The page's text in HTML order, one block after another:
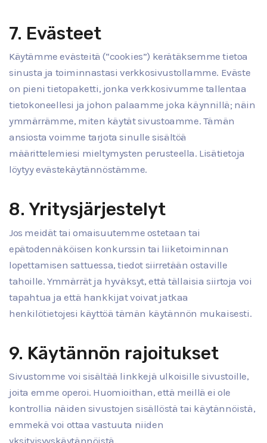
7. Evästeet
Käytämme evästeitä (“cookies”) kerätäksemme tietoa
sinusta ja toiminnastasi verkkosivustollamme. Eväste
on pieni tietopaketti, jonka verkkosivumme tallentaa
tietokoneellesi ja johon palaamme joka käynnillä; näin
ymmärrämme, miten käytät sivustoamme. Tämän
ansiosta voimme tarjota sinulle sisältöä
määrittelemiesi mieltymysten perusteella. Lisätietoja
löytyy evästekäytännöstämme.
8. Yritysjärjestelyt
Jos meidät tai omaisuutemme ostetaan tai
epätodennäköisen konkurssin tai liiketoiminnan
lopettamisen sattuessa, tiedot siirretään ostaville
tahoille. Ymmärrät ja hyväksyt, että tällaisia siirtoja voi
tapahtua ja että hankkijat voivat jatkaa
henkilötietojesi käyttöä tämän käytännön mukaisesti.
9. Käytännön rajoitukset
Sivustomme voi sisältää linkkejä ulkoisille sivustoille,
joita emme operoi. Huomioithan, että meillä ei ole
kontrollia näiden sivustojen sisällöstä tai käytännöistä,
emmekä voi ottaa vastuuta niiden
yksityisyyskäytännöistä.